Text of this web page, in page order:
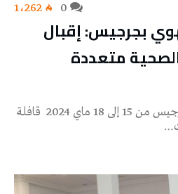
1٬262
بجرجيس: إقبال
متعددة
نظم المستشفى الجهوي بجرجيس من 15 إلى 18 ماي 2024 قافلة